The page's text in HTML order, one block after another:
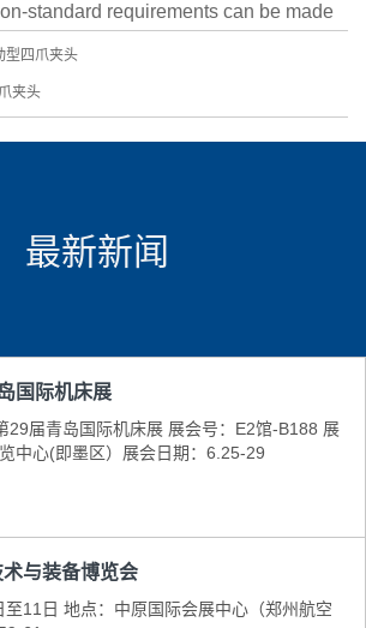
standard requirements can be made
型四爪夹头
夹头
最新新闻
国际机床展
29届青岛国际机床展 展会号：E2馆-B188 展
中心(即墨区） ​展会日期：6.25-29
与装备博览会
11日 地点：中原国际会展中心（郑州航空